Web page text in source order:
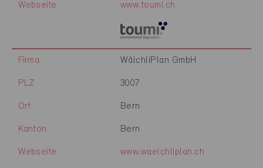
Webseite www.toumi.ch
Firma WälchliPlan GmbH
PLZ 3007
Ort Bern
Kanton Bern
Webseite www.waelchliplan.ch